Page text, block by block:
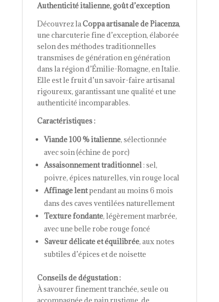
Authenticité italienne, goût d’exception
Découvrez laCoppa artisanale de Piacenza,
une charcuterie fine d’exception, élaborée
selon des méthodes traditionnelles
transmises de génération en génération
dans la région d’Émilie-Romagne, en Italie.
Elle est le fruit d’un savoir-faire artisanal
rigoureux, garantissant une qualité et une
authenticité incomparables.
Caractéristiques :
Viande 100 % italienne, sélectionnée
avec soin (échine de porc)
Assaisonnement traditionnel: sel,
poivre, épices naturelles, vin rouge local
Affinage lentpendant au moins 6 mois
dans des caves ventilées naturellement
Texture fondante, légèrement marbrée,
avec une belle robe rouge foncé
Saveur délicate et équilibrée, aux notes
subtiles d’épices et de noisette
Conseils de dégustation :
À savourer finement tranchée, seule ou